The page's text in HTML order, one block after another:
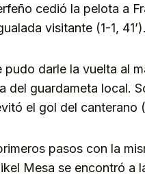
cedió la pelota a
visitante (1-1, 41’).
pudo darle la vuelta al
del guardameta local.
el gol del canterano
pasos con la
Mesa se encontró a